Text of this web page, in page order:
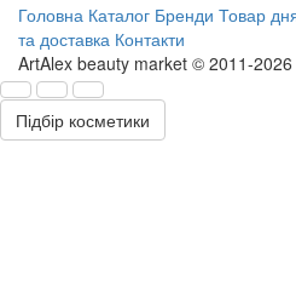
Головна Каталог Бренди Товар
та доставка Контакти
ArtAlex beauty market © 2011-2026
Підбір косметики